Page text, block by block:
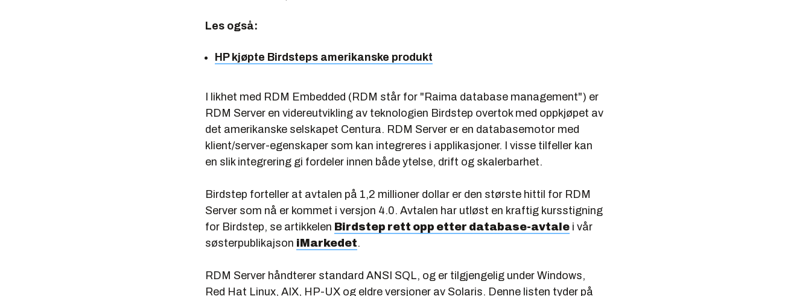
Les også:
HP kjøpte Birdsteps amerikanske produkt
I likhet med RDM Embedded (RDM står for "Raima database management") er
RDM Server en videreutvikling av teknologien Birdstep overtok med oppkjøpet av
det amerikanske selskapet Centura. RDM Server er en databasemotor med
klient/server-egenskaper som kan integreres i applikasjoner. I visse tilfeller kan
en slik integrering gi fordeler innen både ytelse, drift og skalerbarhet.
Birdstep forteller at avtalen på 1,2 millioner dollar er den største hittil for RDM
Server som nå er kommet i versjon 4.0. Avtalen har utløst en kraftig kursstigning
for Birdstep, se artikkelen Birdstep rett opp etter database-avtale i vår
søsterpublikajson iMarkedet.
RDM Server håndterer standard ANSI SQL, og er tilgjengelig under Windows,
Red Hat Linux, AIX, HP-UX og eldre versjoner av Solaris. Denne listen tyder på